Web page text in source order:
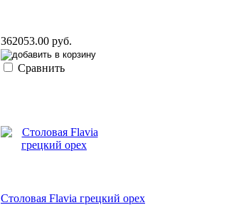
362053.00 руб.
Сравнить
Столовая Flavia грецкий орех